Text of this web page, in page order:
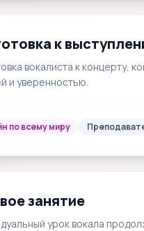
к
вокалиста к концерту,
и уверенностью.
по всему миру
занятие
урок вокала